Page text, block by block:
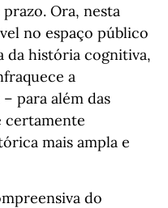
Ora, nesta
no espaço público
da história cognitiva,
a
para além das
certamente
mais ampla e
do